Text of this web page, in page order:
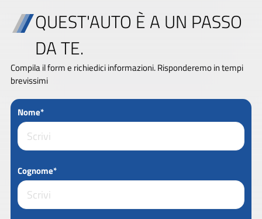
QUEST'AUTO È A UN PASSO
DA TE.
Compila il form e richiedici informazioni. Risponderemo in tempi
brevissimi
Nome*
Cognome*